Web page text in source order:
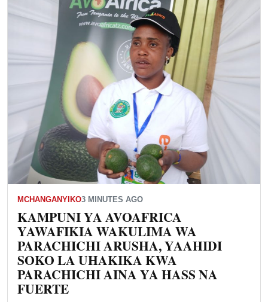
MCHANGANYIKO3 MINUTES AGO
KAMPUNI YA AVOAFRICA
YAWAFIKIA WAKULIMA WA
PARACHICHI ARUSHA, YAAHIDI
SOKO LA UHAKIKA KWA
PARACHICHI AINA YA HASS NA
FUERTE